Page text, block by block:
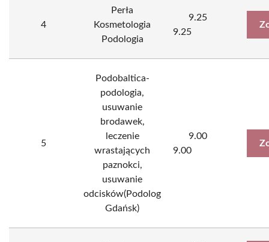
4
Perła
Kosmetologia
Podologia
9.25
9.25
5
Podobaltica-
podologia,
usuwanie
brodawek,
leczenie
wrastających
paznokci,
usuwanie
odcisków(Podolog
Gdańsk)
9.00
9.00